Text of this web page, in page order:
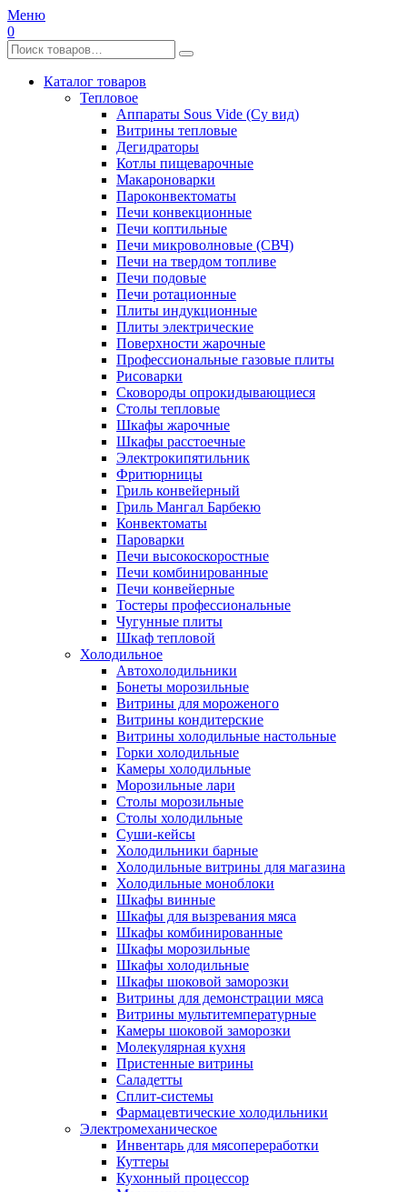
Меню
0
Каталог товаров
Тепловое
Аппараты Sous Vide (Су вид)
Витрины тепловые
Дегидраторы
Котлы пищеварочные
Макароноварки
Пароконвектоматы
Печи конвекционные
Печи коптильные
Печи микроволновые (СВЧ)
Печи на твердом топливе
Печи подовые
Печи ротационные
Плиты индукционные
Плиты электрические
Поверхности жарочные
Профессиональные газовые плиты
Рисоварки
Сковороды опрокидывающиеся
Столы тепловые
Шкафы жарочные
Шкафы расстоечные
Электрокипятильник
Фритюрницы
Гриль конвейерный
Гриль Мангал Барбекю
Конвектоматы
Пароварки
Печи высокоскоростные
Печи комбинированные
Печи конвейерные
Тостеры профессиональные
Чугунные плиты
Шкаф тепловой
Холодильное
Автохолодильники
Бонеты морозильные
Витрины для мороженого
Витрины кондитерские
Витрины холодильные настольные
Горки холодильные
Камеры холодильные
Морозильные лари
Столы морозильные
Столы холодильные
Суши-кейсы
Холодильники барные
Холодильные витрины для магазина
Холодильные моноблоки
Шкафы винные
Шкафы для вызревания мяса
Шкафы комбинированные
Шкафы морозильные
Шкафы холодильные
Шкафы шоковой заморозки
Витрины для демонстрации мяса
Витрины мультитемпературные
Камеры шоковой заморозки
Молекулярная кухня
Пристенные витрины
Саладетты
Сплит-системы
Фармацевтические холодильники
Электромеханическое
Инвентарь для мясопереработки
Куттеры
Кухонный процессор